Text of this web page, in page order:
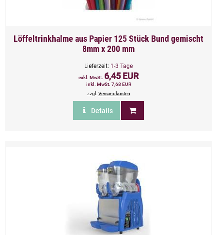
Löffeltrinkhalme aus Papier 125 Stück Bund gemischt
8mm x 200 mm
Lieferzeit: 1-3 Tage
exkl. MwSt. 6,45 EUR
inkl. MwSt. 7,68 EUR
zzgl. Versandkosten
Details